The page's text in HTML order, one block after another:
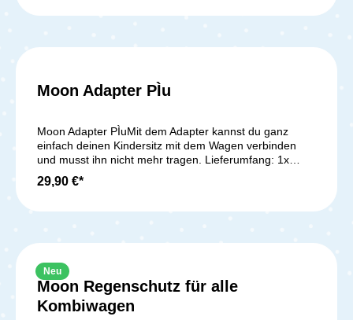
Moon Adapter PÌu
Moon Adapter PÌuMit dem Adapter kannst du ganz
einfach deinen Kindersitz mit dem Wagen verbinden
und musst ihn nicht mehr tragen. Lieferumfang: 1x
Moon Adapter PÌu
29,90 €*
Neu
Moon Regenschutz für alle
Kombiwagen